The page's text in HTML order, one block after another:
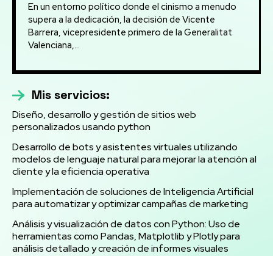
En un entorno político donde el cinismo a menudo
supera a la dedicación, la decisión de Vicente
Barrera, vicepresidente primero de la Generalitat
Valenciana,...
Mis servicios:
Diseño, desarrollo y gestión de sitios web
personalizados usando python
Desarrollo de bots y asistentes virtuales utilizando
modelos de lenguaje natural para mejorar la atención al
cliente y la eficiencia operativa
Implementación de soluciones de Inteligencia Artificial
para automatizar y optimizar campañas de marketing
Análisis y visualización de datos con Python: Uso de
herramientas como Pandas, Matplotlib y Plotly para
análisis detallado y creación de informes visuales